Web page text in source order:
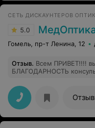
СЕТЬ ДИСКАУНТЕРОВ
5.0
Гомель, пр-т Ленина, 12
Отзыв. Всем ПРИВЕТ!!!!
БЛАГОДАРНОСТЬ